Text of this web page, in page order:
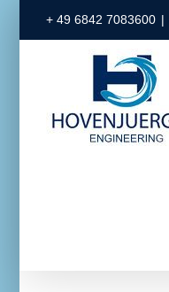
+ 49 6842 7083600 |